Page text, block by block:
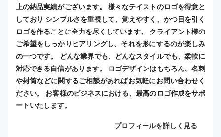
上の納品実績がございます。 様々なテイストのロゴを得意と
しており シンプルさを重視して、覚えやすく、かつ目を引く
ロゴを作ることに全力を尽くしています。 クライアント様の
ご希望をしっかりヒアリングし、それを形にするのが楽しみ
の一つです。 どんな業界でも、どんなスタイルでも、柔軟に
対応できる自信があります。 ロゴデザインはもちろん、名刺
や封筒などに関するご相談があればお気軽にお問い合わせく
ださい。 お客様のビジネスにおける、最高のロゴ作成をサポ
ートいたします。
プロフィールを詳しく見る